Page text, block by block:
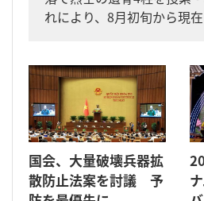
れにより、8月初旬から現
国会、大量破壊兵器拡
散防止法案を討議 予